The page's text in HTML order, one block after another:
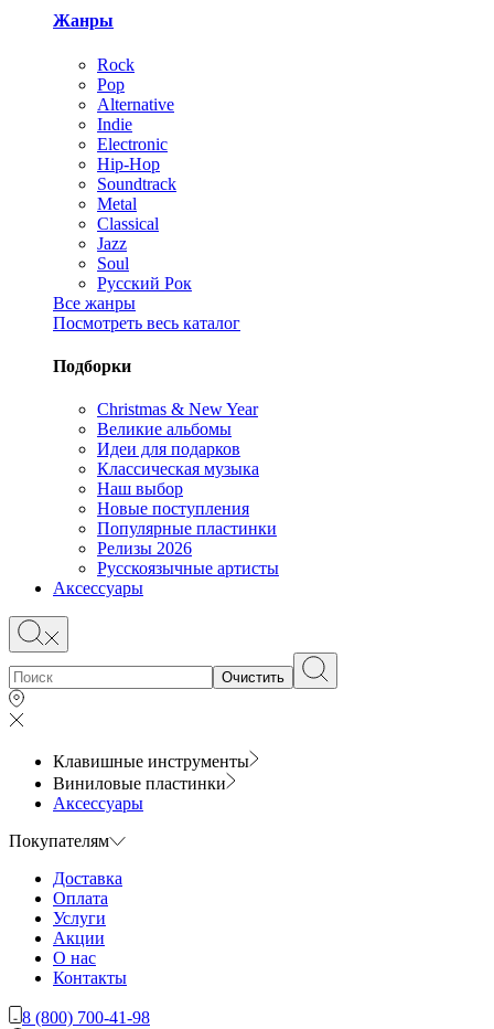
Жанры
Rock
Pop
Alternative
Indie
Electronic
Hip-Hop
Soundtrack
Metal
Classical
Jazz
Soul
Русский Рок
Все жанры
Посмотреть весь каталог
Подборки
Christmas & New Year
Великие альбомы
Идеи для подарков
Классическая музыка
Наш выбор
Новые поступления
Популярные пластинки
Релизы 2026
Русскоязычные артисты
Аксессуары
Очистить
Клавишные инструменты
Виниловые пластинки
Аксессуары
Покупателям
Доставка
Оплата
Услуги
Акции
О нас
Контакты
8 (800) 700-41-98